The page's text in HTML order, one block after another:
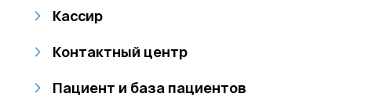
Кассир
Контактный центр
Пациент и база пациентов